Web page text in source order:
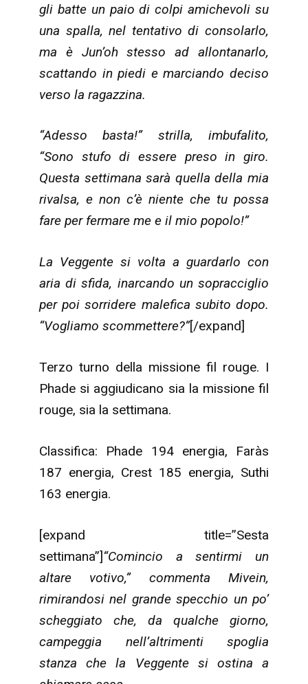
gli batte un paio di colpi amichevoli su
una spalla, nel tentativo di consolarlo,
ma è Jun’oh stesso ad allontanarlo,
scattando in piedi e marciando deciso
verso la ragazzina.
“Adesso basta!” strilla, imbufalito,
“Sono stufo di essere preso in giro.
Questa settimana sarà quella della mia
rivalsa, e non c’è niente che tu possa
fare per fermare me e il mio popolo!”
La Veggente si volta a guardarlo con
aria di sfida, inarcando un sopracciglio
per poi sorridere malefica subito dopo.
“Vogliamo scommettere?”[/expand]
Terzo turno della missione fil rouge. I
Phade si aggiudicano sia la missione fil
rouge, sia la settimana.
Classifica: Phade 194 energia, Faràs
187 energia, Crest 185 energia, Suthi
163 energia.
[expand title=”Sesta
settimana”]“Comincio a sentirmi un
altare votivo,” commenta Mivein,
rimirandosi nel grande specchio un po’
scheggiato che, da qualche giorno,
campeggia nell’altrimenti spoglia
stanza che la Veggente si ostina a